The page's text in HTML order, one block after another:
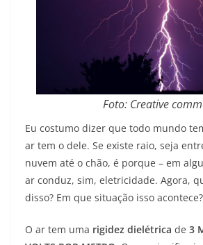
Foto: Creative
Eu costumo dizer que todo mundo
ar tem o dele. Se existe raio, seja
nuvem até o chão, é porque – em
ar conduz, sim, eletricidade. Agora,
disso? Em que situação isso acontece?
O ar tem uma rigidez dielétrica de 3